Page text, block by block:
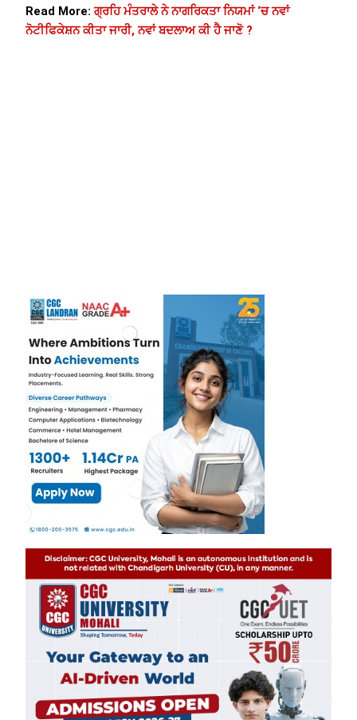
Read More:ਗ੍ਰਹਿ ਮੰਤਰਾਲੇ ਨੇ ਨਾਗਰਿਕਤਾ ਨਿਯਮਾਂ ‘ਚ ਨਵਾਂ
ਨੋਟੀਫਿਕੇਸ਼ਨ ਕੀਤਾ ਜਾਰੀ, ਨਵਾਂ ਬਦਲਾਅ ਕੀ ਹੈ ਜਾਣੋ ?